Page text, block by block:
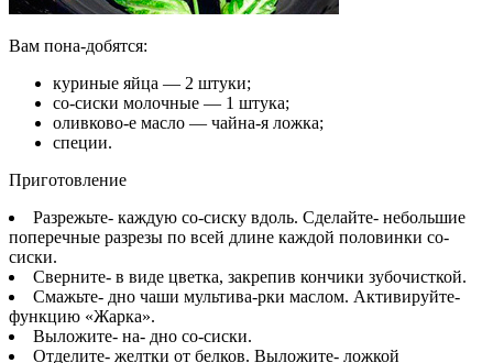
Вам пона-добятся:
куриные яйца — 2 штуки;
со-сиски молочные — 1 штука;
оливково-е масло — чайна-я ложка;
специи.
Приготовление
Разрежьте- каждую со-сиску вдоль. Сделайте- небольшие
поперечные разрезы по всей длине каждой половинки со-
сиски.
Сверните- в виде цветка, закрепив кончики зубочисткой.
Смажьте- дно чаши мультива-рки маслом. Активируйте-
функцию «Жарка».
Выложите- на- дно со-сиски.
Отделите- желтки от белков. Выложите- ложкой